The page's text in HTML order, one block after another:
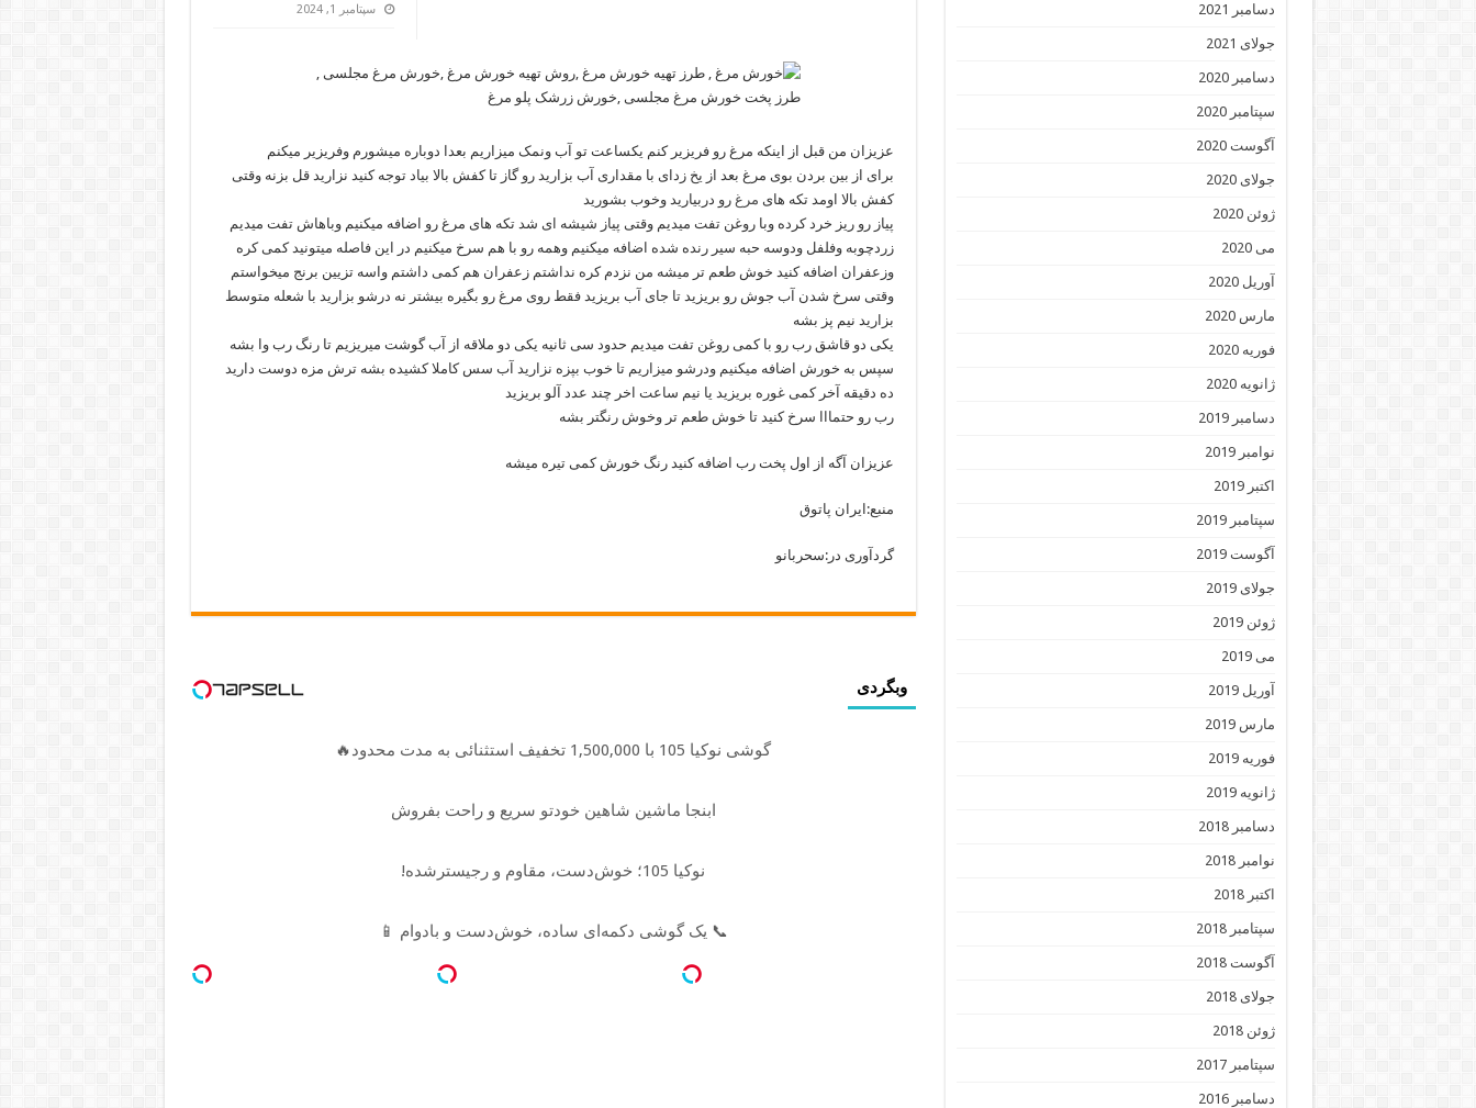
سپتامبر 1, 2024
عزیزان من قبل از اینکه مرغ رو فریزیر کنم یکساعت تو آب ونمک میزاریم بعدا دوباره میشورم وفریزیر میکنم
برای از بین بردن بوی مرغ بعد از یخ زدای‌ با مقداری آب بزارید رو گاز تا کفش بالا بیاد توجه کنید نزارید قل بزنه وقتی
کفش بالا اومد تکه های مرغ رو دربیارید وخوب بشورید
پیاز رو ریز خرد کرده وبا روغن تفت میدیم وقتی پیاز شیشه ای شد تکه های مرغ رو اضافه میکنیم وباهاش تفت میدیم
زردچوبه وفلفل ودوسه حبه سیر رنده شده اضافه میکنیم وهمه رو با هم سرخ میکنیم در این فاصله میتونید کمی کره
وزعفران اضافه کنید خوش طعم تر میشه من نزدم کره نداشتم زعفران هم کمی داشتم واسه تزیین برنج میخواستم
وقتی سرخ شدن آب جوش رو بریزید تا جای آب بریزید فقط روی مرغ رو بگیره بیشتر نه درشو بزارید با شعله متوسط
بزارید نیم پز بشه
یکی دو قاشق رب رو با کمی روغن تفت میدیم حدود سی ثانیه یکی دو ملاقه از آب گوشت میریزیم تا رنگ رب وا بشه
سپس به خورش اضافه میکنیم ودرشو میزاریم تا خوب بپزه نزارید آب سس کاملا کشیده بشه ترش مزه دوست دارید
ده دقیقه آخر کمی غوره بریزید یا نیم ساعت اخر چند عدد آلو بریزید
رب رو حتمااا سرخ کنید تا خوش طعم تر وخوش رنگتر بشه
عزیزان آگه از اول پخت رب اضافه کنید رنگ خورش کمی تیره میشه
منبع:ایران پاتوق
گردآوری در:سحربانو
وبگردی
گوشی نوکیا 105 با 1,500,000 تخفیف استثنائی به مدت محدود🔥
ابنجا ماشین شاهین خودتو سریع و راحت بفروش
نوکیا 105؛ خوش‌دست، مقاوم و رجیسترشده!
📞 یک گوشی دکمه‌ای ساده، خوش‌دست و بادوام 📱
دسامبر 2021
جولای 2021
دسامبر 2020
سپتامبر 2020
آگوست 2020
جولای 2020
ژوئن 2020
می 2020
آوریل 2020
مارس 2020
فوریه 2020
ژانویه 2020
دسامبر 2019
نوامبر 2019
اکتبر 2019
سپتامبر 2019
آگوست 2019
جولای 2019
ژوئن 2019
می 2019
آوریل 2019
مارس 2019
فوریه 2019
ژانویه 2019
دسامبر 2018
نوامبر 2018
اکتبر 2018
سپتامبر 2018
آگوست 2018
جولای 2018
ژوئن 2018
سپتامبر 2017
دسامبر 2016